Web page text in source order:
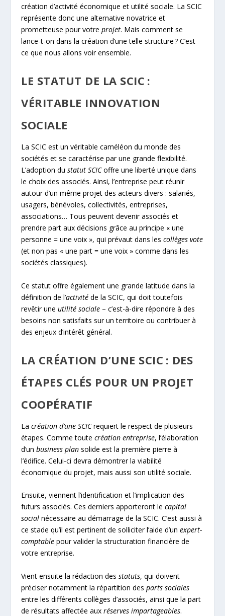
création d’activité économique et utilité sociale. La SCIC
représente donc une alternative novatrice et
prometteuse pour votreprojet. Mais comment se
lance-t-on dans la création d’une telle structure ? C’est
ce que nous allons voir ensemble.
LE STATUT DE LA SCIC :
VÉRITABLE INNOVATION
SOCIALE
La SCIC est un véritable caméléon du monde des
sociétés et se caractérise par une grande flexibilité.
L’adoption dustatut SCICoffre une liberté unique dans
le choix des associés. Ainsi, l’entreprise peut réunir
autour d’un même projet des acteurs divers : salariés,
usagers, bénévoles, collectivités, entreprises,
associations… Tous peuvent devenir associés et
prendre part aux décisions grâce au principe « une
personne = une voix », qui prévaut dans lescollèges vote
(et non pas « une part = une voix » comme dans les
sociétés classiques).
Ce statut offre également une grande latitude dans la
définition de l’activité de la SCIC, qui doit toutefois
revêtir uneutilité sociale – c’est-à-dire répondre à des
besoins non satisfaits sur un territoire ou contribuer à
des enjeux d’intérêt général.
LA CRÉATION D’UNE SCIC : DES
ÉTAPES CLÉS POUR UN PROJET
COOPÉRATIF
Lacréation d’une SCICrequiert le respect de plusieurs
étapes. Comme toutecréation entreprise, l’élaboration
d’unbusiness plan solide est la première pierre à
l’édifice. Celui-ci devra démontrer la viabilité
économique du projet, mais aussi son utilité sociale.
Ensuite, viennent l’identification et l’implication des
futurs associés. Ces derniers apporteront lecapital
social nécessaire au démarrage de la SCIC. C’est aussi à
ce stade qu’il est pertinent de solliciter l’aide d’unexpert-
comptable pour valider la structuration financière de
votre entreprise.
Vient ensuite la rédaction desstatuts, qui doivent
préciser notamment la répartition desparts sociales
entre les différents collèges d’associés, ainsi que la part
de résultats affectée auxréserves impartageables.